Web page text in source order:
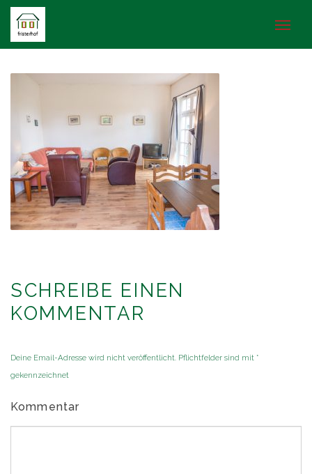
SCHREIBE EINEN
KOMMENTAR
Deine Email-Adresse wird nicht veröffentlicht. Pflichtfelder sind mit *
gekennzeichnet
Kommentar